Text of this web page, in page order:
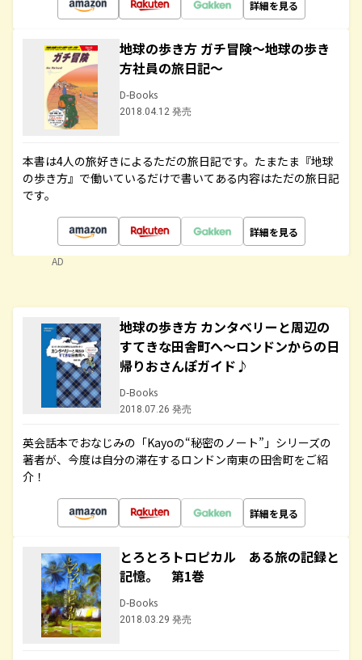
詳細を見る
地球の歩き方 ガチ冒険～地球の歩き
方社員の旅日記～
D-Books
2018.04.12 発売
本書は4人の旅好きによるただの旅日記です。たまたま『地球
の歩き方』で働いているだけで書いてある内容はただの旅日記
です。
詳細を見る
AD
地球の歩き方 カンタベリーと周辺の
すてきな田舎町へ～ロンドンからの日
帰りおさんぽガイド♪
D-Books
2018.07.26 発売
英会話本でおなじみの「Kayoの“秘密のノート”」シリーズの
著者が、今度は自分の滞在するロンドン南東の田舎町をご紹
介！
詳細を見る
とろとろトロピカル ある旅の記録と
記憶。 第1巻
D-Books
2018.03.29 発売